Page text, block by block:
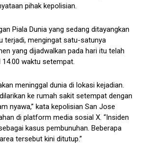
pihak kepolisian.
Piala Dunia yang sedang ditayangkan
terjadi, mengingat satu-satunya
yang dijadwalkan pada hari itu telah
waktu setempat.
meninggal dunia di lokasi kejadian.
ke rumah sakit setempat dengan
nyawa,” kata kepolisian San Jose
di platform media sosial X. “Insiden
kasus pembunuhan. Beberapa
tersebut kini ditutup.”